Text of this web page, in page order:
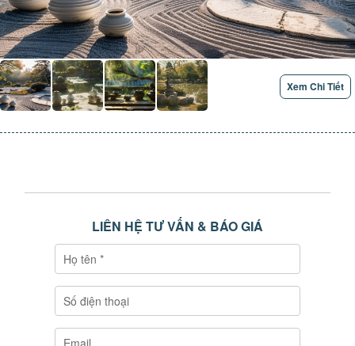
Xem Chi Tiết
LIÊN HỆ TƯ VẤN & BÁO GIÁ